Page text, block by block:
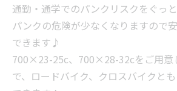
通勤・通学でのパンクリスクをぐっと
パンクの危険が少なくなりますので
できます♪
700×23-25c、700×28-32cをご用意
で、ロードバイク、クロスバイクと